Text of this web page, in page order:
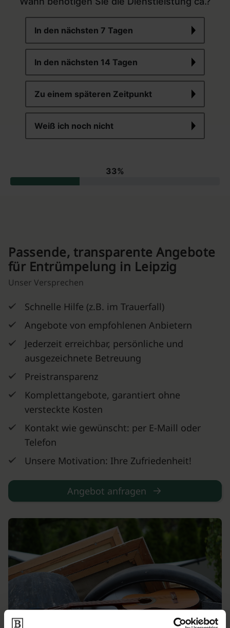
Passende, transparente Angebote
für Entrümpelung in Leipzig
Unser Versprechen
Schnelle Hilfe (z.B. im Trauerfall)
Angebote von empfohlenen Anbietern
Jederzeit erreichbar, persönliche und
ausgezeichnete Betreuung
Preistransparenz
Komplettangebote, garantiert ohne
versteckte Kosten
Kontakt wie gewünscht: per E-Maill oder
Telefon
Unsere Motivation: Ihre Zufriedenheit!
Angebot anfragen